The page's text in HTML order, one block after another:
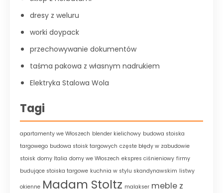
dresy z weluru
worki doypack
przechowywanie dokumentów
taśma pakowa z własnym nadrukiem
Elektryka Stalowa Wola
Tagi
apartamenty we Włoszech blender kielichowy budowa stoiska
targowego budowa stoisk targowych częste błędy w zabudowie
stoisk domy Italia domy we Włoszech ekspres ciśnieniowy firmy
budujące stoiska targowe kuchnia w stylu skandynawskim listwy
okienne Madam Stoltz malakser meble z